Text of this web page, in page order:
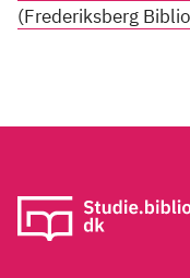
(Frederiksberg